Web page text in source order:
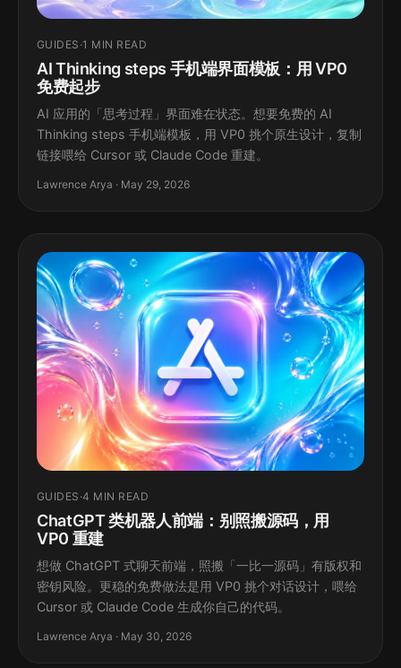
GUIDES ·1 MIN READ
AI Thinking steps 手机端界面模板：用 VP0
免费起步
AI 应用的「思考过程」界面难在状态。想要免费的 AI
Thinking steps 手机端模板，用 VP0 挑个原生设计，复制
链接喂给 Cursor 或 Claude Code 重建。
Lawrence Arya · May 29, 2026
GUIDES ·4 MIN READ
ChatGPT 类机器人前端：别照搬源码，用
VP0 重建
想做 ChatGPT 式聊天前端，照搬「一比一源码」有版权和
密钥风险。更稳的免费做法是用 VP0 挑个对话设计，喂给
Cursor 或 Claude Code 生成你自己的代码。
Lawrence Arya · May 30, 2026